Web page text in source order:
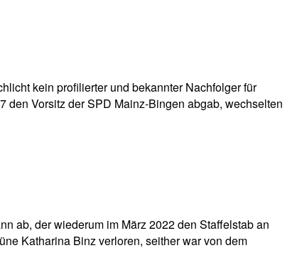
kein profilierter und bekannter Nachfolger für
den Vorsitz der SPD Mainz-Bingen abgab, wechselten
ab, der wiederum im März 2022 den Staffelstab an
Katharina Binz verloren, seither war von dem